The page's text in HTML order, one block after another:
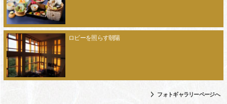
ロビーを照らす朝陽
フォトギャラリーページへ